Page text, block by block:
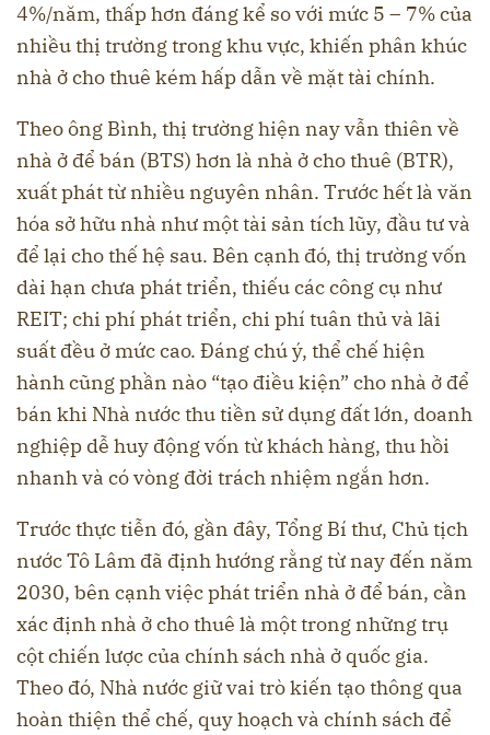
4%/năm, thấp hơn đáng kể so với mức 5 – 7% của
nhiều thị trường trong khu vực, khiến phân khúc
nhà ở cho thuê kém hấp dẫn về mặt tài chính.
Theo ông Bình, thị trường hiện nay vẫn thiên về
nhà ở để bán (BTS) hơn là nhà ở cho thuê (BTR),
xuất phát từ nhiều nguyên nhân. Trước hết là văn
hóa sở hữu nhà như một tài sản tích lũy, đầu tư và
để lại cho thế hệ sau. Bên cạnh đó, thị trường vốn
dài hạn chưa phát triển, thiếu các công cụ như
REIT; chi phí phát triển, chi phí tuân thủ và lãi
suất đều ở mức cao. Đáng chú ý, thể chế hiện
hành cũng phần nào “tạo điều kiện” cho nhà ở để
bán khi Nhà nước thu tiền sử dụng đất lớn, doanh
nghiệp dễ huy động vốn từ khách hàng, thu hồi
nhanh và có vòng đời trách nhiệm ngắn hơn.
Trước thực tiễn đó, gần đây, Tổng Bí thư, Chủ tịch
nước Tô Lâm đã định hướng rằng từ nay đến năm
2030, bên cạnh việc phát triển nhà ở để bán, cần
xác định nhà ở cho thuê là một trong những trụ
cột chiến lược của chính sách nhà ở quốc gia.
Theo đó, Nhà nước giữ vai trò kiến tạo thông qua
hoàn thiện thể chế, quy hoạch và chính sách để